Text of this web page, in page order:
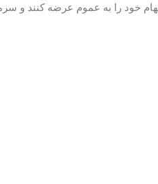
خود را به عموم عرضه کنند و